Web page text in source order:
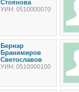
Стоянова
УИН: 0510000070
Бернар
Бранимиров
Светославов
УИН: 0510000100